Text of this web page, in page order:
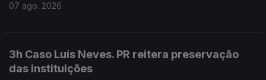
07 ago. 2026
3h Caso Luís Neves. PR reitera preservação
das instituições